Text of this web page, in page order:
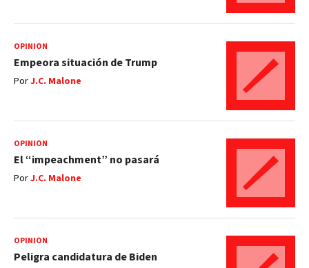
OPINIÓN
Empeora situación de Trump
PorJ.C. Malone
OPINIÓN
El “impeachment” no pasará
PorJ.C. Malone
OPINIÓN
Peligra candidatura de Biden